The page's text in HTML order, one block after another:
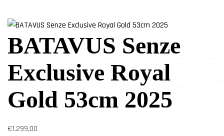
BATAVUS Senze
Exclusive Royal
Gold 53cm 2025
€1.299,00